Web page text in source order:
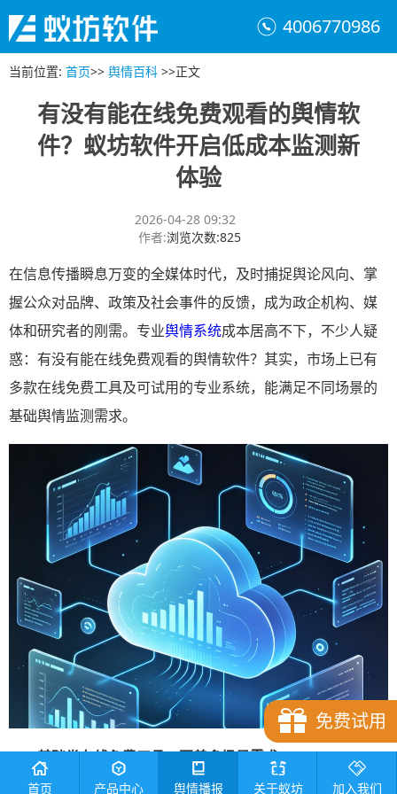
4006770986
当前位置: 首页>> 舆情百科 >>正文
有没有能在线免费观看的舆情软
件？蚁坊软件开启低成本监测新
体验
2026-04-28 09:32
作者:浏览次数:825
在信息传播瞬息万变的全媒体时代，及时捕捉舆论风向、掌
握公众对品牌、政策及社会事件的反馈，成为政企机构、媒
体和研究者的刚需。专业舆情系统成本居高不下，不少人疑
惑：有没有能在线免费观看的舆情软件？其实，市场上已有
多款在线免费工具及可试用的专业系统，能满足不同场景的
基础舆情监测需求。
一、基础类在线免费工具，覆盖多场景需求
免费试用
首页 产品中心 舆情播报 关于蚁坊 加入我们